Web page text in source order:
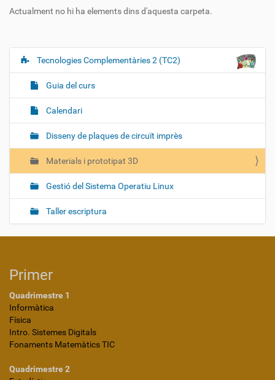
Actualment no hi ha elements dins d'aquesta carpeta.
N
g
i
Tecnologies Complementàries 2 (TC2)
Guia del curs
Calendari
Disseny de plaques de circuït imprès
Materials i prototipat 3D
Gestió del Sistema Operatiu Linux
Taller escriptura
Primer
Quadrimestre 1
Informàtica
Física
Intro. Sistemes Digitals
Fonaments Matemàtics TIC
Quadrimestre 2